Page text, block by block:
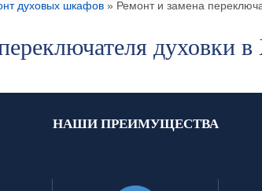
духовых шкафов » Ремонт и замена
духовки в
НАШИ ПРЕИМУЩЕСТВА